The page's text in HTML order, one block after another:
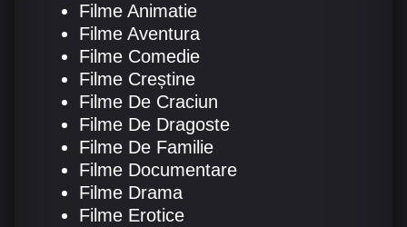
Filme Animatie
Filme Aventura
Filme Comedie
Filme Creștine
Filme De Craciun
Filme De Dragoste
Filme De Familie
Filme Documentare
Filme Drama
Filme Erotice